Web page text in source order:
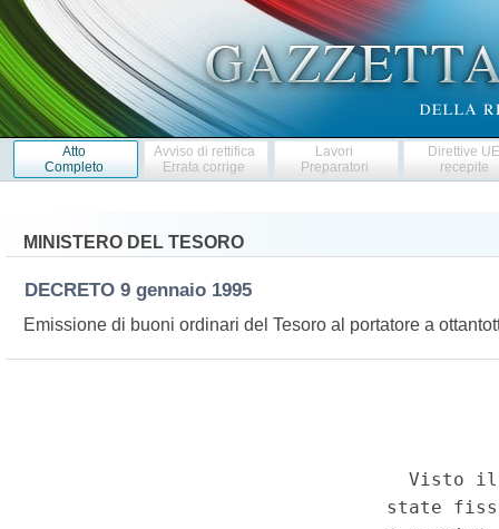
Atto
Completo
Avviso di rettifica
Errata corrige
Lavori
Preparatori
Direttive
recepite
MINISTERO DEL TESORO
DECRETO 9 gennaio 1995
Emissione di buoni ordinari del Tesoro al portatore a